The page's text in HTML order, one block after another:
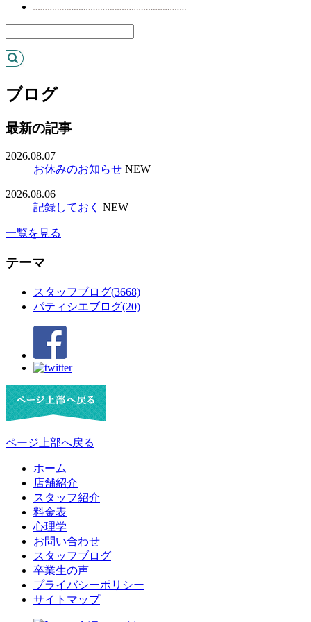
ブログ
最新の記事
2026.08.07
お休みのお知らせ NEW
2026.08.06
記録しておく NEW
一覧を見る
テーマ
スタッフブログ(3668)
パティシエブログ(20)
ページ上部へ戻る
ホーム
店舗紹介
スタッフ紹介
料金表
心理学
お問い合わせ
スタッフブログ
卒業生の声
プライバシーポリシー
サイトマップ